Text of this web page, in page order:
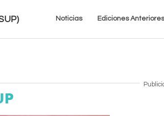
Noticias Ediciones Anteriores